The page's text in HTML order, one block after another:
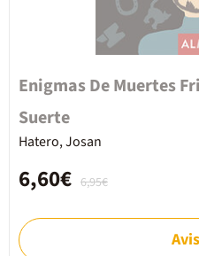
Enigmas De Muertes
Suerte
Hatero, Josan
6,95€
6,60€